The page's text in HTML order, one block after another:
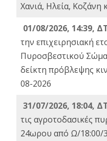
Χανιά, Ηλεία, Κοζάνη
01/08/2026, 14:39,
την επιχειρησιακή
Πυροσβεστικού
δείκτη πρόβλεψης
08-2026
31/07/2026, 18:04,
τις αγροτοδασικές
24ωρου από Ω/18:00/